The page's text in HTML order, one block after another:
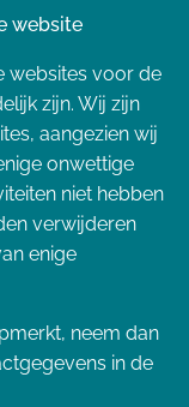
website
websites voor de
zijn. Wij zijn
aangezien wij
onwettige
niet hebben
verwijderen
enige
neem dan
in de